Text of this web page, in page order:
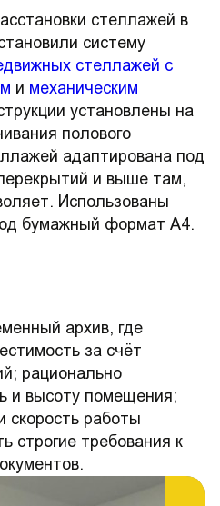
стеллажей в
систему
стеллажей с
и механическим
установлены на
полового
адаптирована под
и выше там,
Использованы
бумажный формат А4.
архив, где
за счёт
рационально
и высоту помещения;
скорость работы
строгие требования к